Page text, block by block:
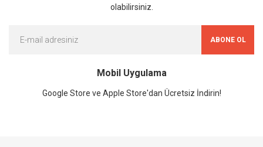
olabilirsiniz.
ABONE OL
Mobil Uygulama
Google Store ve Apple Store'dan Ücretsiz İndirin!